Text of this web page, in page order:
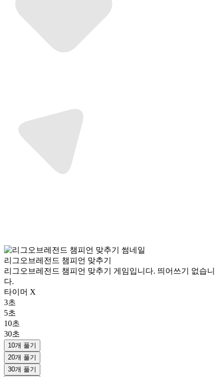
리그오브레전드 챔피언 맞추기
리그오브레전드 챔피언 맞추기 게임입니다. 띄어쓰기 없습니
다.
타이머 X
3초
5초
10초
30초
10개 풀기
20개 풀기
30개 풀기